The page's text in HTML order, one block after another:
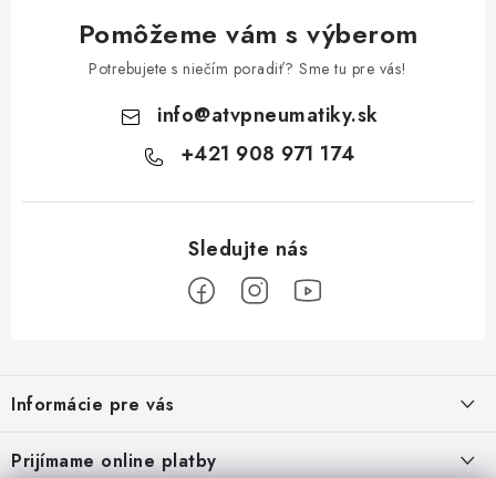
Pomôžeme vám s výberom
Potrebujete s niečím poradiť? Sme tu pre vás!
info@atvpneumatiky.sk
+421 908 971 174
p
ä
Informácie pre vás
Podmienky ochrany osobných údajov
Prijímame online platby